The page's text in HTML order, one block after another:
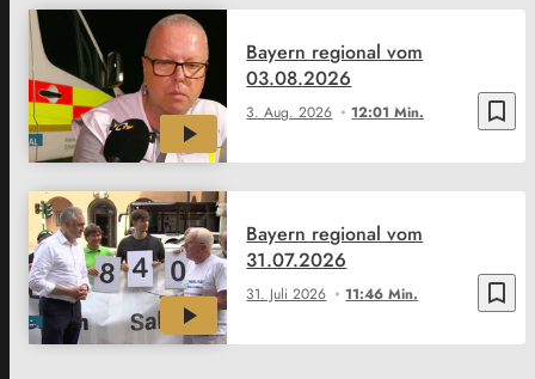
bookmark_border
3. Aug. 2026 12:01 Min.
Bayern regional vom
03.08.2026
bookmark_border
31. Juli 2026 11:46 Min.
Bayern regional vom
31.07.2026